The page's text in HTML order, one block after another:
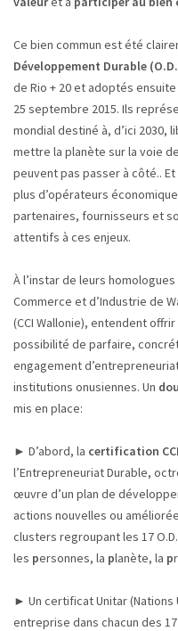
Ce bien commun est été
Développement Durable
de Rio + 20 et adoptés
25 septembre 2015. Ils
mondial destiné à, d’ici 2030,
mettre la planète sur la voie
peuvent pas passer à côté..
plus d’opérateurs
partenaires, fournisseurs et
attentifs à ces enjeux.
À l’instar de leurs
Commerce et d’Industrie de
(CCI Wallonie), entendent
possibilité de parfaire,
engagement
institutions onusiennes. Un
mis en place:
► D’abord, la certification
l’Entrepreneuriat Durable,
œuvre d’un plan de
actions nouvelles ou
clusters regroupant les 17
les personnes, la planète, la p
► Un certificat Unitar (Nations
entreprise dans chacun des